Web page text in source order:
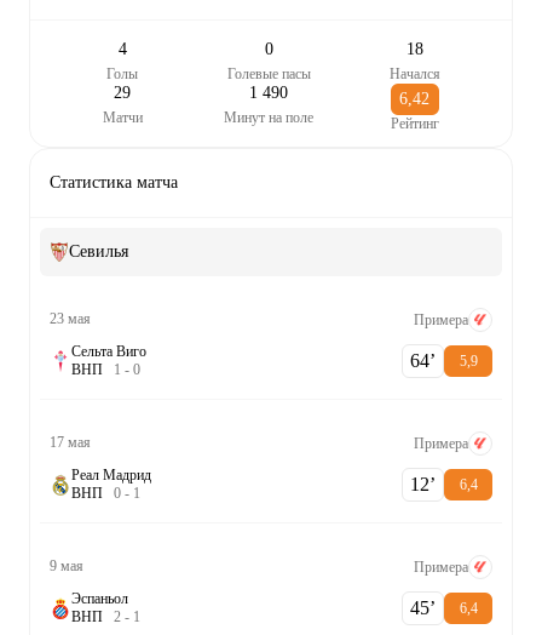
4
Голы
0
Голевые пасы
18
Начался
29
Матчи
1 490
Минут на поле
6,42
Рейтинг
Статистика матча
Севилья
23 мая
Примера
Сельта Виго
ВНП 1 - 0 64‎’‎ 5,9
17 мая
Примера
Реал Мадрид
ВНП 0 - 1 12‎’‎ 6,4
9 мая
Примера
Эспаньол
ВНП 2 - 1 45‎’‎ 6,4